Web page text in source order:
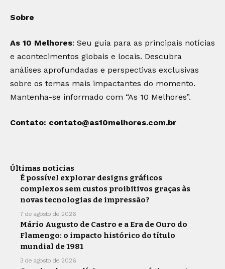
Sobre
As 10 Melhores: Seu guia para as principais notícias
e acontecimentos globais e locais. Descubra
análises aprofundadas e perspectivas exclusivas
sobre os temas mais impactantes do momento.
Mantenha-se informado com “As 10 Melhores”.
Contato: contato@as10melhores.com.br
Últimas notícias
É possível explorar designs gráficos
complexos sem custos proibitivos graças às
novas tecnologias de impressão?
7 de agosto de 2026
Mário Augusto de Castro e a Era de Ouro do
Flamengo: o impacto histórico do título
mundial de 1981
3 de agosto de 2026